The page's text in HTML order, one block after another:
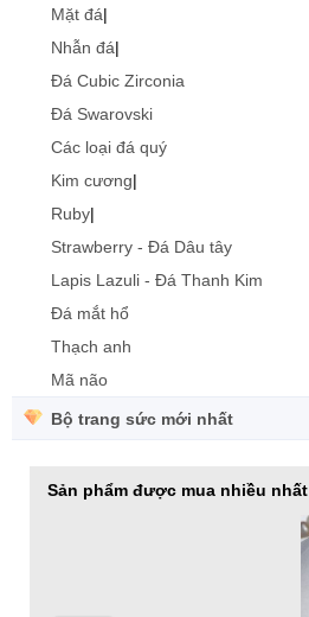
Mặt đá|
Nhẫn đá|
Đá Cubic Zirconia
Đá Swarovski
Các loại đá quý
Kim cương|
Ruby|
Strawberry - Đá Dâu tây
Lapis Lazuli - Đá Thanh Kim
Đá mắt hổ
Thạch anh
Mã não
Bộ trang sức mới nhất
Sản phẩm được mua nhiều nhất